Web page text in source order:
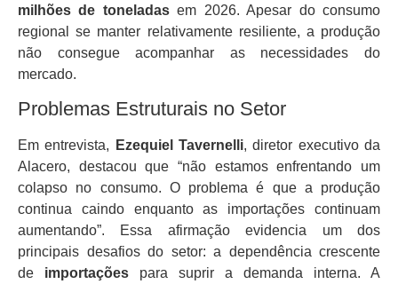
milhões de toneladasem 2026. Apesar do consumo
regional se manter relativamente resiliente, a produção
não consegue acompanhar as necessidades do
mercado.
Problemas Estruturais no Setor
Em entrevista, Ezequiel Tavernelli, diretor executivo da
Alacero, destacou que “não estamos enfrentando um
colapso no consumo. O problema é que a produção
continua caindo enquanto as importações continuam
aumentando”. Essa afirmação evidencia um dos
principais desafios do setor: a dependência crescente
de importações para suprir a demanda interna. A